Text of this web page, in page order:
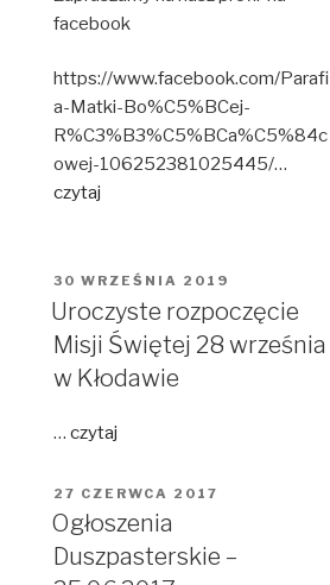
facebook
https://www.facebook.com/Parafi
a-Matki-Bo%C5%BCej-
R%C3%B3%C5%BCa%C5%84c
owej-106252381025445/…
czytaj
OPUBLIKOWANE
W
30 WRZEŚNIA 2019
Uroczyste rozpoczęcie
Misji Świętej 28 września
w Kłodawie
… czytaj
OPUBLIKOWANE
W
27 CZERWCA 2017
Ogłoszenia
Duszpasterskie –